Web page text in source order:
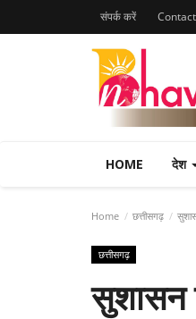
संपर्क करें Contact
HOME देश
Home छत्तीसगढ़
छत्तीसगढ़
सुशासन